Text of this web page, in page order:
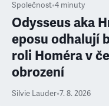
Společnost•4 minuty
Odysseus aka
eposu odhalují
roli Homéra v
obrození
Silvie Lauder•7. 8. 2026